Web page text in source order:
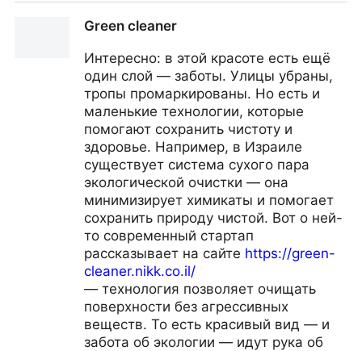
Green cleaner
Интересно: в этой красоте есть ещё
один слой — заботы. Улицы убраны,
тропы промаркированы. Но есть и
маленькие технологии, которые
помогают сохранить чистоту и
здоровье. Например, в Израиле
существует система сухого пара
экологической очистки — она
минимизирует химикаты и помогает
сохранить природу чистой. Вот о ней-
то современный стартап
рассказывает на сайте https://green-
cleaner.nikk.co.il/
— технология позволяет очищать
поверхности без агрессивных
веществ. То есть красивый вид — и
забота об экологии — идут рука об